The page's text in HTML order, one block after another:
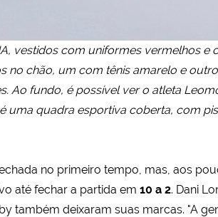
vestidos com uniformes vermelhos e
no chão, um com tênis amarelo e
Ao fundo, é possível ver o atleta
uma quadra esportiva coberta, com
no primeiro tempo, mas, aos
até fechar a partida em 10 a 2. Dani
também deixaram suas marcas. "A